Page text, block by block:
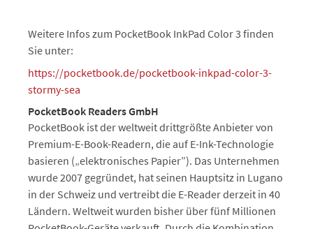
Weitere Infos zum PocketBook InkPad Color 3 finden
Sie unter:
https://pocketbook.de/pocketbook-inkpad-color-3-
stormy-sea
PocketBook Readers GmbH
PocketBook ist der weltweit drittgrößte Anbieter von
Premium-E-Book-Readern, die auf E-Ink-Technologie
basieren („elektronisches Papier”). Das Unternehmen
wurde 2007 gegründet, hat seinen Hauptsitz in Lugano
in der Schweiz und vertreibt die E-Reader derzeit in 40
Ländern. Weltweit wurden bisher über fünf Millionen